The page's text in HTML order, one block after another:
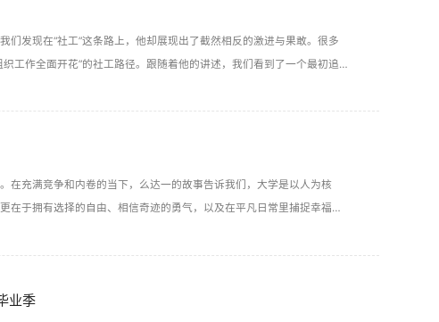
发现在“社工”这条路上，他却展现出了截然相反的激进与果敢。很多
工作全面开花”的社工路径。跟随着他的讲述，我们看到了一个最初追
在充满竞争和内卷的当下，么达一的故事告诉我们，大学是以人为核
于拥有选择的自由、相信奇迹的勇气，以及在平凡日常里捕捉幸福的
业季